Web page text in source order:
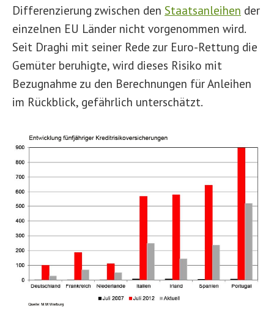
Differenzierung zwischen den Staatsanleihen der
einzelnen EU Länder nicht vorgenommen wird.
Seit Draghi mit seiner Rede zur Euro-Rettung die
Gemüter beruhigte, wird dieses Risiko mit
Bezugnahme zu den Berechnungen für Anleihen
im Rückblick, gefährlich unterschätzt.